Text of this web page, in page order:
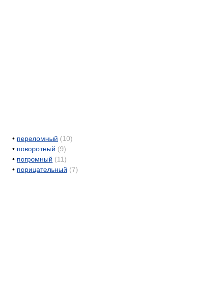
• переломный (10)
• поворотный (9)
• погромный (11)
• порицательный (7)